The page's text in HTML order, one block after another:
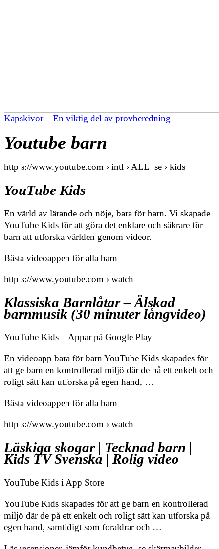
Kapskivor – En viktig del av provberedning
Youtube barn
http s://www.youtube.com › intl › ALL_se › kids
YouTube Kids
En värld av lärande och nöje, bara för barn. Vi skapade
YouTube Kids för att göra det enklare och säkrare för
barn att utforska världen genom videor.
Bästa videoappen för alla barn
http s://www.youtube.com › watch
Klassiska Barnlåtar – Älskad
barnmusik (30 minuter långvideo)
YouTube Kids – Appar på Google Play
En videoapp bara för barn YouTube Kids skapades för
att ge barn en kontrollerad miljö där de på ett enkelt och
roligt sätt kan utforska på egen hand, …
Bästa videoappen för alla barn
http s://www.youtube.com › watch
Läskiga skogar | Tecknad barn |
Kids TV Svenska | Rolig video
‎YouTube Kids i App Store
YouTube Kids skapades för att ge barn en kontrollerad
miljö där de på ett enkelt och roligt sätt kan utforska på
egen hand, samtidigt som föräldrar och …